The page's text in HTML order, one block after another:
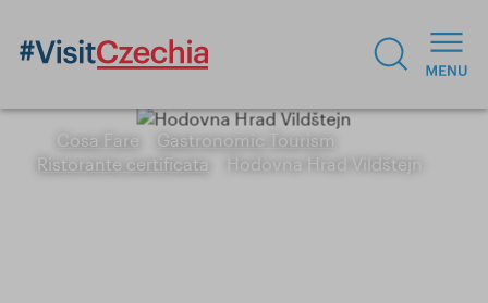
Cosa Fare
Gastronomic Tourism
Ristorante certificata
Hodovna Hrad Vildštejn